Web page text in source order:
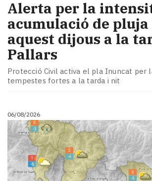
A
escena!
Dis
la
teva!
Subscriptors
La
newsletter
Contingut
patrocinat
Lo
més
llegit...
Editorial
Alerta per la
acumulació de
aquest dijous a la
Pallars
Protecció Civil activa el pla Inuncat per
tempestes fortes a la tarda i nit
06/08/2026